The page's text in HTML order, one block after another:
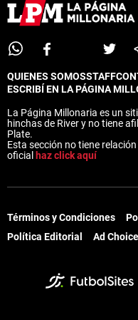
QUIENES SOMOSSTAFF
ESCRIBÍ EN LA PÁGINA
La Página Millonaria es un
hinchas de River y no tiene
Plate.
Esta sección no tiene
oficial haz click aquí
Términos y Condiciones
Política Editorial
Ad